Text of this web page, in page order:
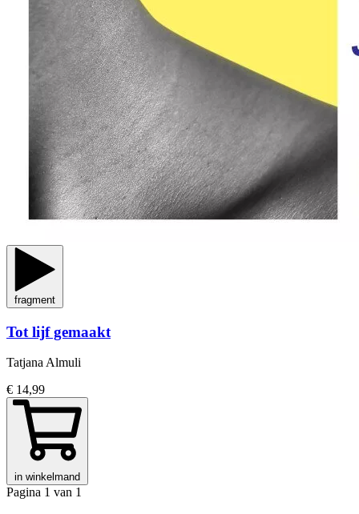
fragment
Tot lijf gemaakt
Tatjana Almuli
€ 14,99
in winkelmand
Pagina 1 van 1